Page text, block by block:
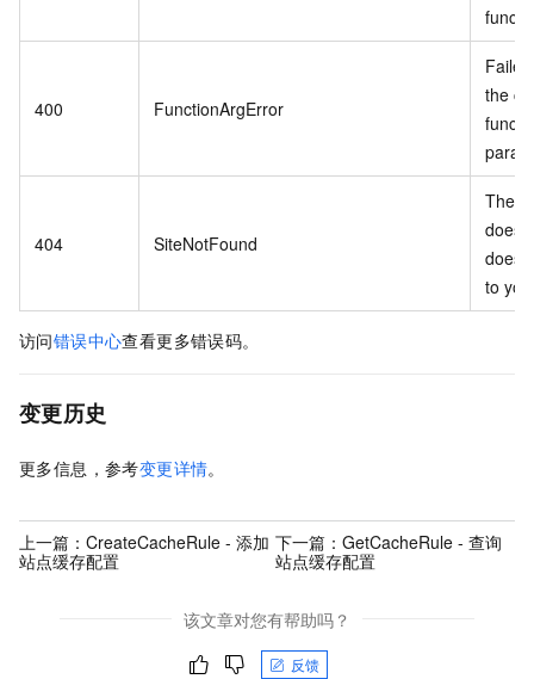
400 FunctionArgError
the
404 SiteNotFound
The
does
does
to
访问错误中心查看更多错误码。
变更历史
更多信息，参考变更详情。
上一篇： CreateCacheRule - 添加
站点缓存配置
下一篇：GetCacheRule - 查询
站点缓存配置
该文章对您有帮助吗？
反馈